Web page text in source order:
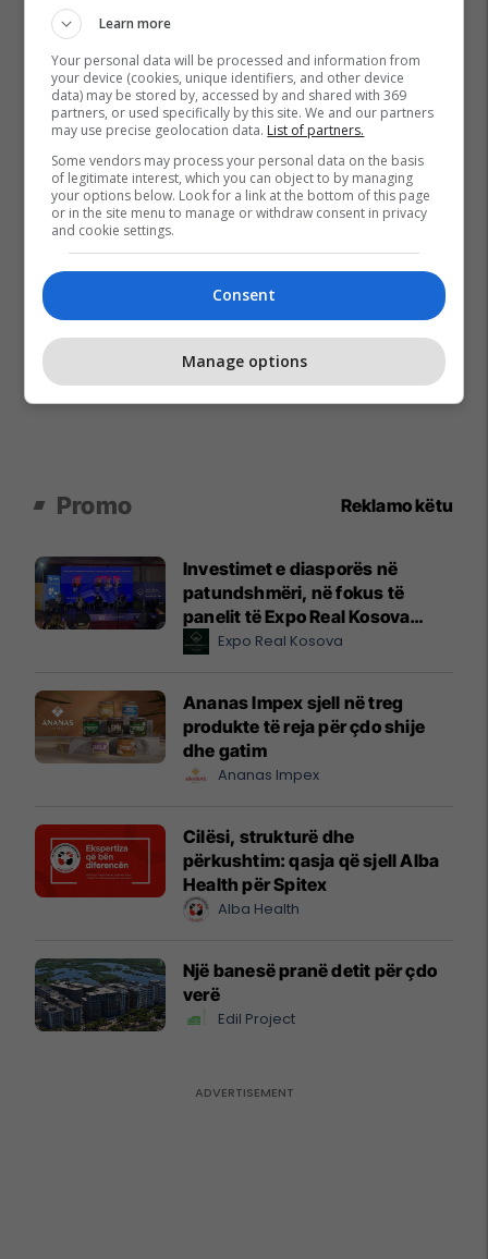
Promo Reklamo këtu
Investimet e diasporës në
patundshmëri, në fokus të
panelit të Expo Real Kosova
2026Expo Real Kosova
Ananas Impex sjell në treg
produkte të reja për çdo shije
dhe gatim
Ananas Impex
Cilësi, strukturë dhe
përkushtim: qasja që sjell Alba
Health për Spitex
Alba Health
Një banesë pranë detit për çdo
verë
Edil Project
Learn more
Your personal data will be processed and information from
your device (cookies, unique identifiers, and other device
data) may be stored by, accessed by and shared with 369
partners, or used specifically by this site. We and our partners
may use precise geolocation data. List of partners.
Some vendors may process your personal data on the basis
of legitimate interest, which you can object to by managing
your options below. Look for a link at the bottom of this page
or in the site menu to manage or withdraw consent in privacy
and cookie settings.
Consent
Manage options